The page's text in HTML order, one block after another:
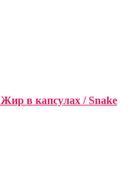
в капсулах / Snake